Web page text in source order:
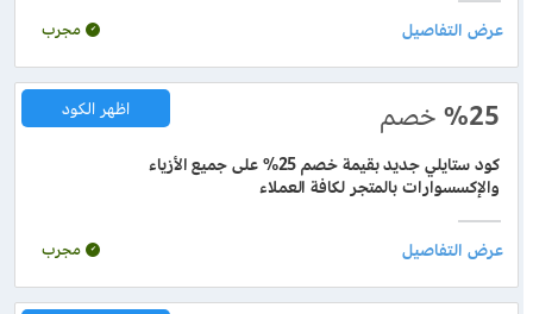
مجرب
%25 خصم
كود ستايلي جديد بقيمة خصم 25% على جميع الأزياء
والإكسسوارات بالمتجر لكافة العملاء
اظهر الكود
مجرب